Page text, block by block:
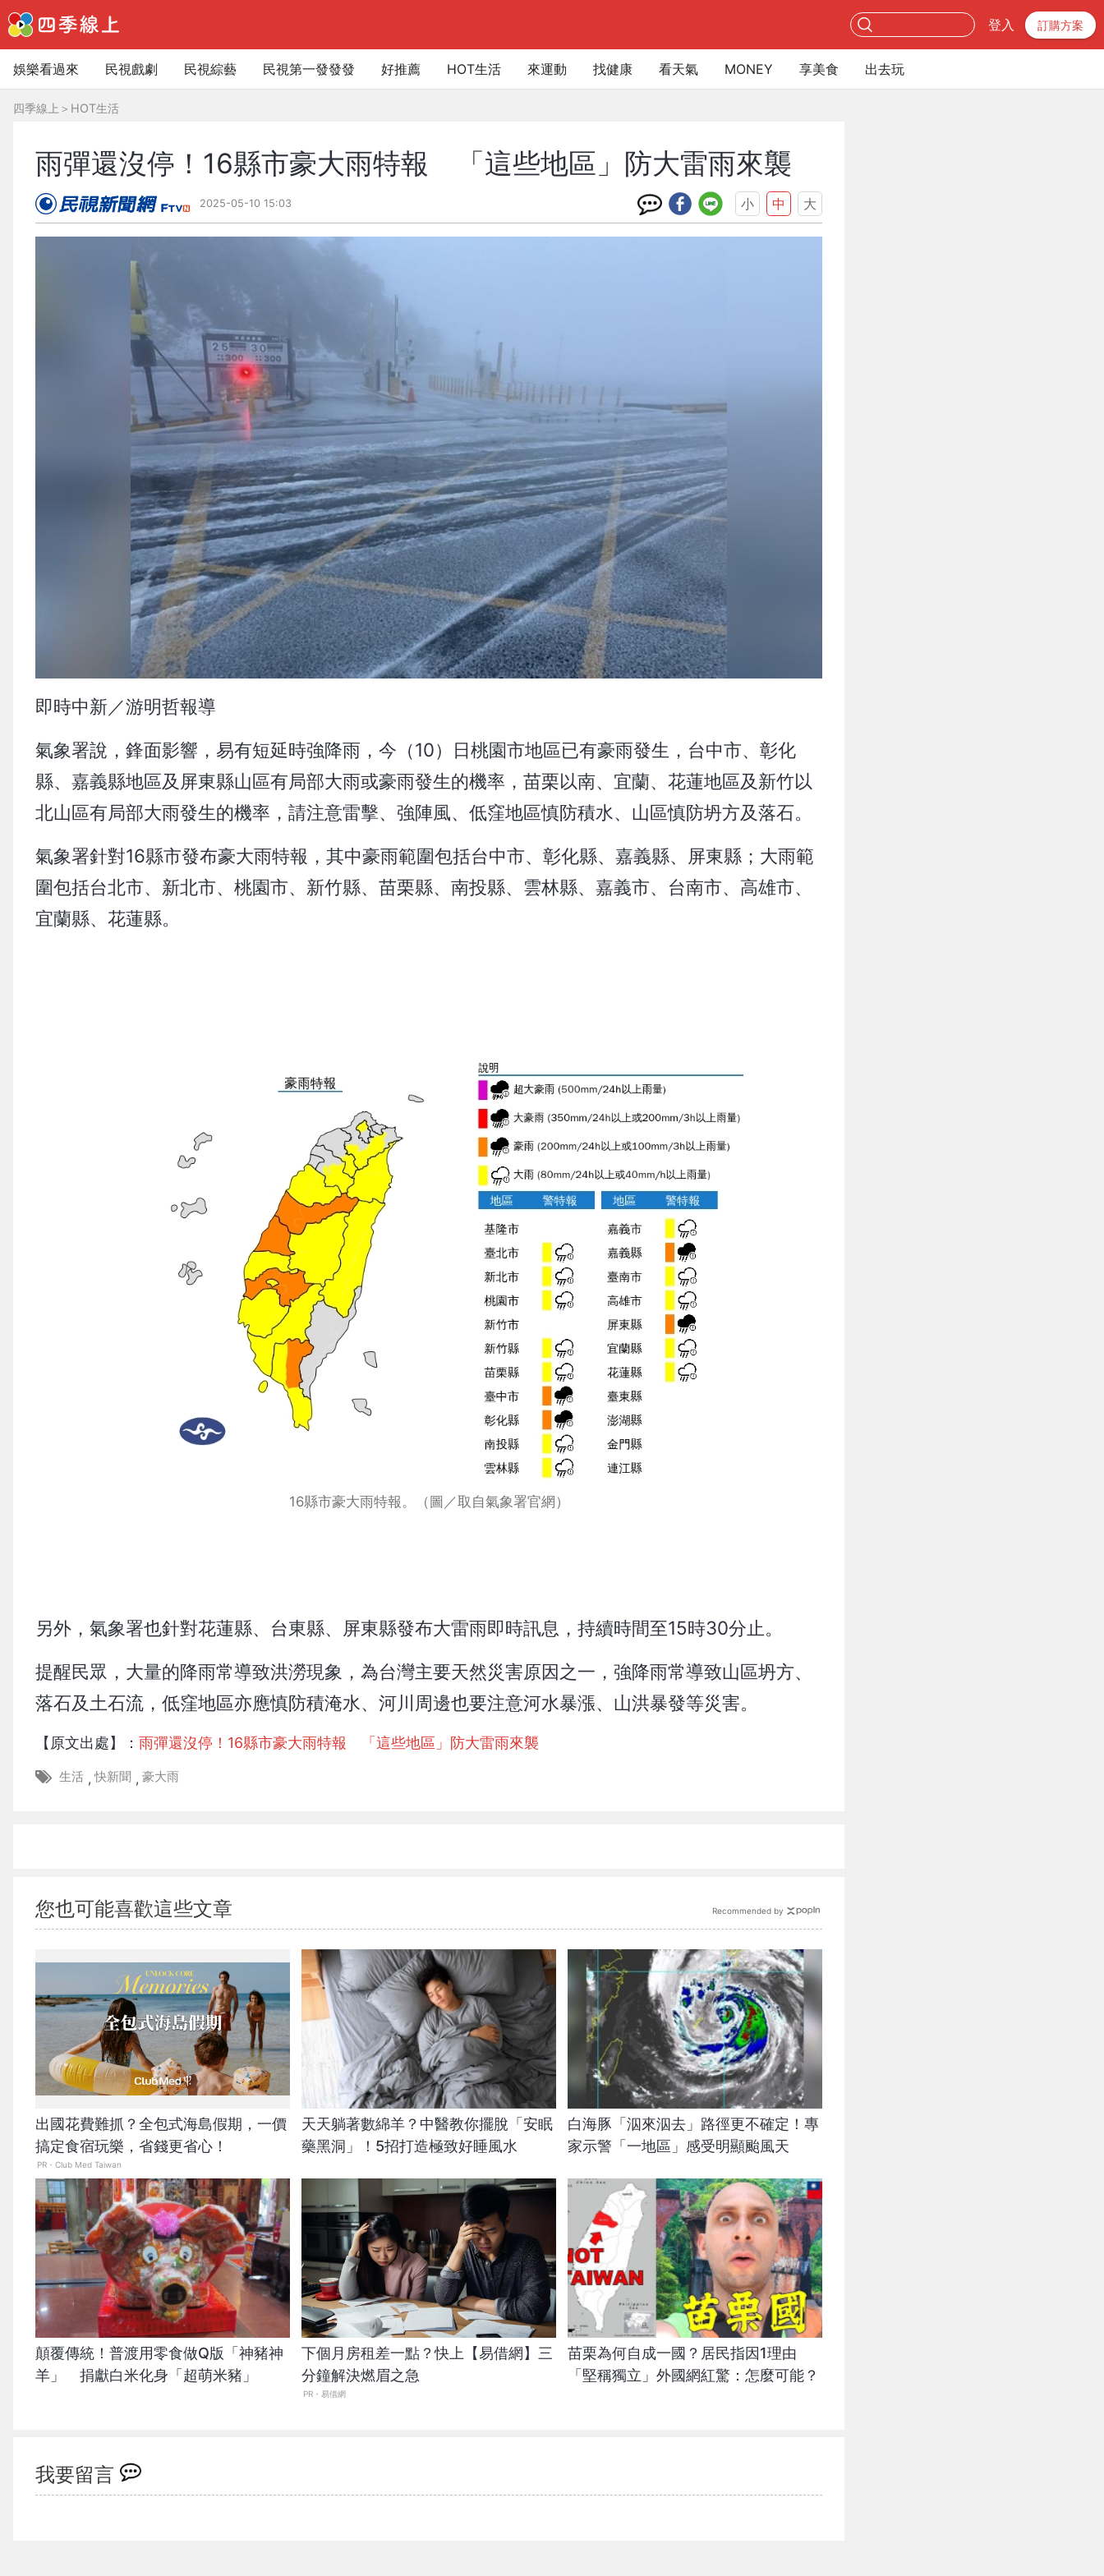
登入 訂購方案
娛樂看過來 民視戲劇 民視綜藝 民視第一發發發 好推薦 HOT生活 來運動 找健康 看天氣 MONEY 享美食 出去玩
四季線上 ＞ HOT生活
雨彈還沒停！16縣市豪大雨特報 「這些地區」防大雷雨來襲
2025-05-10 15:03 小 中 大
即時中新／游明哲報導
氣象署說，鋒面影響，易有短延時強降雨，今（10）日桃園市地區已有豪雨發生，台中市、彰化
縣、嘉義縣地區及屏東縣山區有局部大雨或豪雨發生的機率，苗栗以南、宜蘭、花蓮地區及新竹以
北山區有局部大雨發生的機率，請注意雷擊、強陣風、低窪地區慎防積水、山區慎防坍方及落石。
氣象署針對16縣市發布豪大雨特報，其中豪雨範圍包括台中市、彰化縣、嘉義縣、屏東縣；大雨範
圍包括台北市、新北市、桃園市、新竹縣、苗栗縣、南投縣、雲林縣、嘉義市、台南市、高雄市、
宜蘭縣、花蓮縣。
16縣市豪大雨特報。（圖／取自氣象署官網）
另外，氣象署也針對花蓮縣、台東縣、屏東縣發布大雷雨即時訊息，持續時間至15時30分止。
提醒民眾，大量的降雨常導致洪澇現象，為台灣主要天然災害原因之一，強降雨常導致山區坍方、
落石及土石流，低窪地區亦應慎防積淹水、河川周邊也要注意河水暴漲、山洪暴發等災害。
【原文出處】：雨彈還沒停！16縣市豪大雨特報 「這些地區」防大雷雨來襲
生活 , 快新聞 , 豪大雨
您也可能喜歡這些文章
出國花費難抓？全包式海島假期，一價
搞定食宿玩樂，省錢更省心！
PR・Club Med Taiwan
天天躺著數綿羊？中醫教你擺脫「安眠
藥黑洞」！5招打造極致好睡風水
白海豚「泅來泅去」路徑更不確定！專
家示警「一地區」感受明顯颱風天
顛覆傳統！普渡用零食做Q版「神豬神
羊」 捐獻白米化身「超萌米豬」
下個月房租差一點？快上【易借網】三
分鐘解決燃眉之急
PR・易借網
苗栗為何自成一國？居民指因1理由
「堅稱獨立」外國網紅驚：怎麼可能？
Recommended by
我要留言